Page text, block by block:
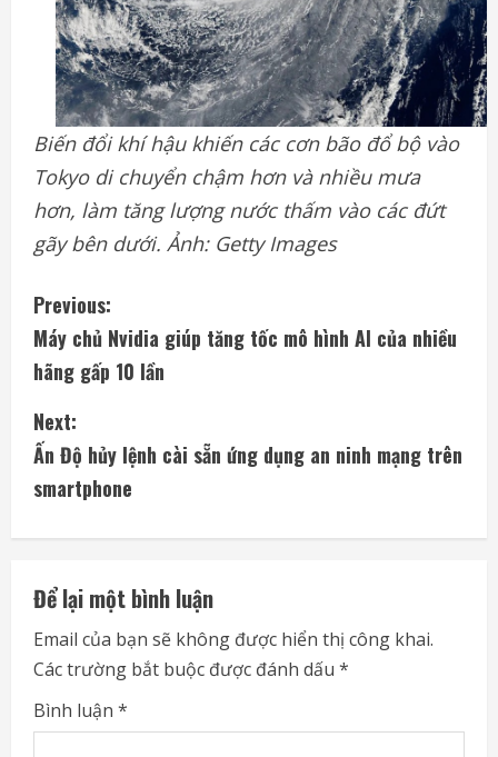
Biến đổi khí hậu khiến các cơn bão đổ bộ vào
Tokyo di chuyển chậm hơn và nhiều mưa
hơn, làm tăng lượng nước thấm vào các đứt
gãy bên dưới. Ảnh: Getty Images
C
o
n
t
i
n
u
e
R
e
Previous:
Máy chủ Nvidia giúp tăng tốc mô hình AI của nhiều
hãng gấp 10 lần
Next:
Ấn Độ hủy lệnh cài sẵn ứng dụng an ninh mạng trên
smartphone
Để lại một bình luận
Email của bạn sẽ không được hiển thị công khai.
Các trường bắt buộc được đánh dấu *
Bình luận *